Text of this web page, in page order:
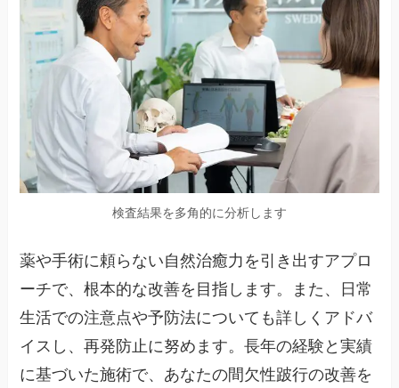
検査結果を多角的に分析します
薬や手術に頼らない自然治癒力を引き出すアプロ
ーチで、根本的な改善を目指します。また、日常
生活での注意点や予防法についても詳しくアドバ
イスし、再発防止に努めます。長年の経験と実績
に基づいた施術で、あなたの間欠性跛行の改善を